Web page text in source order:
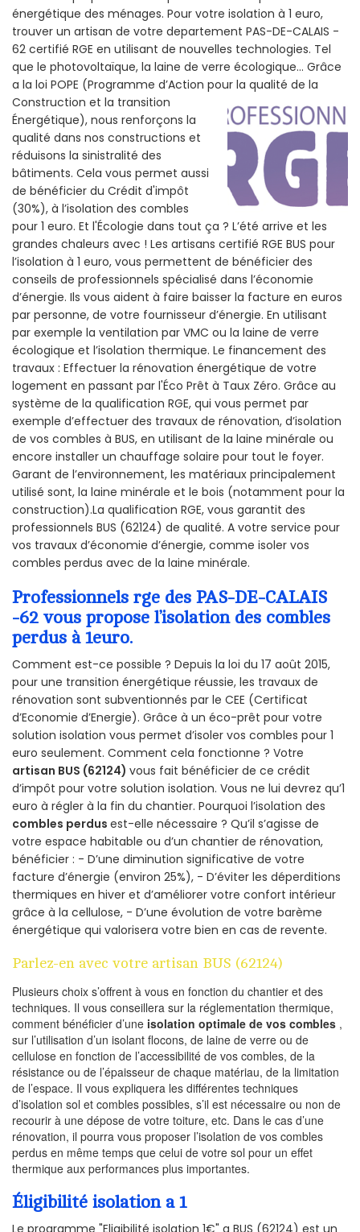
énergétique des ménages. Pour votre isolation à 1 euro,
trouver un artisan de votre departement PAS-DE-CALAIS -
62 certifié RGE en utilisant de nouvelles technologies. Tel
que le photovoltaïque, la laine de verre écologique... Grâce
a la loi POPE (Programme d’Action pour la qualité de la
Construction et la transition
Énergétique), nous renforçons la
qualité dans nos constructions et
réduisons la sinistralité des
bâtiments. Cela vous permet aussi
de bénéficier du Crédit d'impôt
(30%), à l’isolation des combles
pour 1 euro. Et l'Écologie dans tout ça ? L’été arrive et les
grandes chaleurs avec ! Les artisans certifié RGE BUS pour
l’isolation à 1 euro, vous permettent de bénéficier des
conseils de professionnels spécialisé dans l’économie
d’énergie. Ils vous aident à faire baisser la facture en euros
par personne, de votre fournisseur d’énergie. En utilisant
par exemple la ventilation par VMC ou la laine de verre
écologique et l’isolation thermique. Le financement des
travaux : Effectuer la rénovation énergétique de votre
logement en passant par l'Éco Prêt à Taux Zéro. Grâce au
système de la qualification RGE, qui vous permet par
exemple d’effectuer des travaux de rénovation, d’isolation
de vos combles à BUS, en utilisant de la laine minérale ou
encore installer un chauffage solaire pour tout le foyer.
Garant de l’environnement, les matériaux principalement
utilisé sont, la laine minérale et le bois (notamment pour la
construction).La qualification RGE, vous garantit des
professionnels BUS (62124) de qualité. A votre service pour
vos travaux d’économie d’énergie, comme isoler vos
combles perdus avec de la laine minérale.
Professionnels rge des PAS-DE-CALAIS
-62 vous propose l’isolation des combles
perdus à 1euro.
Comment est-ce possible ? Depuis la loi du 17 août 2015,
pour une transition énergétique réussie, les travaux de
rénovation sont subventionnés par le CEE (Certificat
d’Economie d’Energie). Grâce à un éco-prêt pour votre
solution isolation vous permet d’isoler vos combles pour 1
euro seulement. Comment cela fonctionne ? Votre
artisan BUS (62124) vous fait bénéficier de ce crédit
d’impôt pour votre solution isolation. Vous ne lui devrez qu’1
euro à régler à la fin du chantier. Pourquoi l’isolation des
combles perdus est-elle nécessaire ? Qu’il s’agisse de
votre espace habitable ou d’un chantier de rénovation,
bénéficier : - D’une diminution significative de votre
facture d’énergie (environ 25%), - D’éviter les déperditions
thermiques en hiver et d’améliorer votre confort intérieur
grâce à la cellulose, - D’une évolution de votre barème
énergétique qui valorisera votre bien en cas de revente.
Parlez-en avec votre artisan BUS (62124)
Plusieurs choix s’offrent à vous en fonction du chantier et des
techniques. Il vous conseillera sur la réglementation thermique,
comment bénéficier d’une isolation optimale de vos combles ,
sur l’utilisation d’un isolant flocons, de laine de verre ou de
cellulose en fonction de l’accessibilité de vos combles, de la
résistance ou de l’épaisseur de chaque matériau, de la limitation
de l’espace. Il vous expliquera les différentes techniques
d’isolation sol et combles possibles, s’il est nécessaire ou non de
recourir à une dépose de votre toiture, etc. Dans le cas d’une
rénovation, il pourra vous proposer l’isolation de vos combles
perdus en même temps que celui de votre sol pour un effet
thermique aux performances plus importantes.
Éligibilité isolation a 1
Le programme "Eligibilité isolation 1€" a BUS (62124) est un